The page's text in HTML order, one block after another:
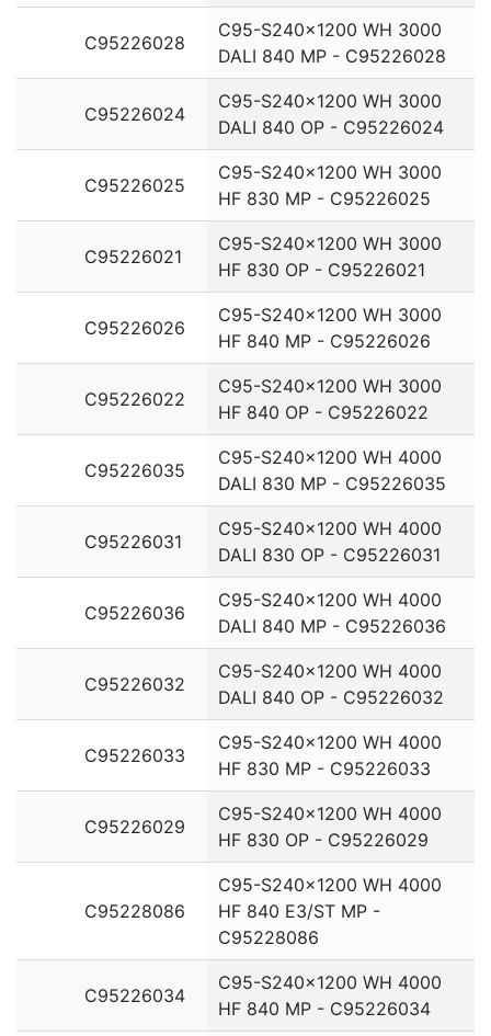
C95226028
C95-S240x1200 WH 3000
DALI 840 MP - C95226028
C95226024
C95-S240x1200 WH 3000
DALI 840 OP - C95226024
C95226025
C95-S240x1200 WH 3000
HF 830 MP - C95226025
C95226021
C95-S240x1200 WH 3000
HF 830 OP - C95226021
C95226026
C95-S240x1200 WH 3000
HF 840 MP - C95226026
C95226022
C95-S240x1200 WH 3000
HF 840 OP - C95226022
C95226035
C95-S240x1200 WH 4000
DALI 830 MP - C95226035
C95226031
C95-S240x1200 WH 4000
DALI 830 OP - C95226031
C95226036
C95-S240x1200 WH 4000
DALI 840 MP - C95226036
C95226032
C95-S240x1200 WH 4000
DALI 840 OP - C95226032
C95226033
C95-S240x1200 WH 4000
HF 830 MP - C95226033
C95226029
C95-S240x1200 WH 4000
HF 830 OP - C95226029
C95228086
C95-S240x1200 WH 4000
HF 840 E3/ST MP -
C95228086
C95226034
C95-S240x1200 WH 4000
HF 840 MP - C95226034